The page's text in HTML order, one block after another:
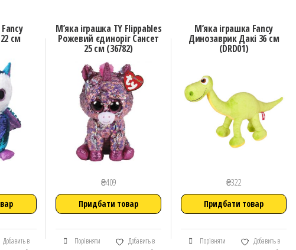
см
Добавить в
М’яка іграшка TY Flippables
Рожевий єдиноріг Сансет
25 см (36782)
₴409
Придбати товар
Порівняти
Добавить в
М’яка іграшка Fancy
Динозаврик Дакі 36 см
(DRD01)
₴322
Придбати товар
Порівняти
Добавить в